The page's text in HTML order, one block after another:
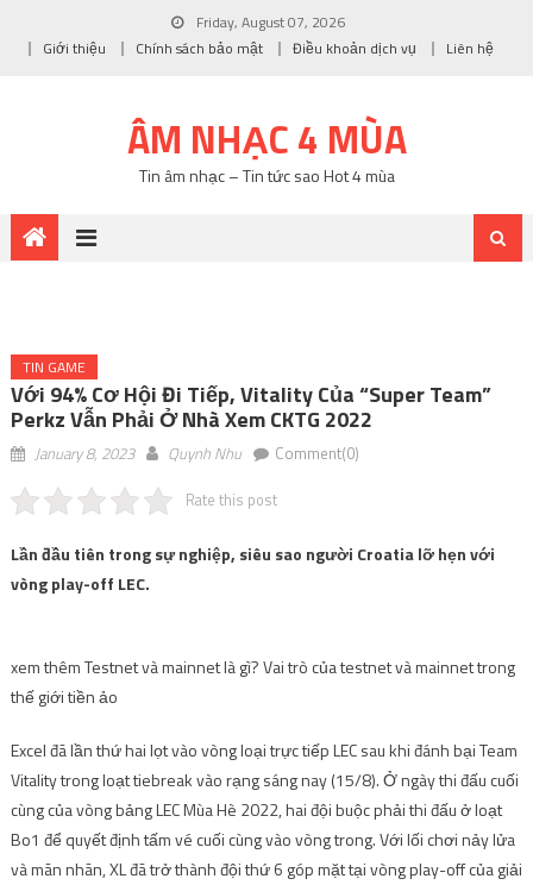
Friday, August 07, 2026
Giới thiệu
Chính sách bảo mật Điều khoản dịch vụ Liên hệ
ÂM NHẠC 4 MÙA
Tin âm nhạc – Tin tức sao Hot 4 mùa
TIN GAME
Với 94% Cơ Hội Đi Tiếp, Vitality Của “Super Team”
Perkz Vẫn Phải Ở Nhà Xem CKTG 2022
January 8, 2023 Quynh Nhu Comment(0)
Rate this post
Lần đầu tiên trong sự nghiệp, siêu sao người Croatia lỡ hẹn với
vòng play-off LEC.
xem thêmTestnet và mainnet là gì? Vai trò của testnet và mainnet trong
thế giới tiền ảo
Excel đã lần thứ hai lọt vào vòng loại trực tiếp LEC sau khi đánh bại Team
Vitality trong loạt tiebreak vào rạng sáng nay (15/8). Ở ngày thi đấu cuối
cùng của vòng bảng LEC Mùa Hè 2022, hai đội buộc phải thi đấu ở loạt
Bo1 để quyết định tấm vé cuối cùng vào vòng trong. Với lối chơi nảy lửa
và mãn nhãn, XL đã trở thành đội thứ 6 góp mặt tại vòng play-off của giải